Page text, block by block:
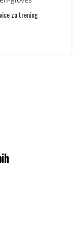
za trening